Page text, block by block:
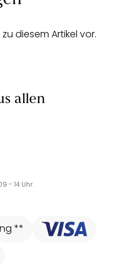
diesem Artikel vor.
allen
- 14 Uhr.
**